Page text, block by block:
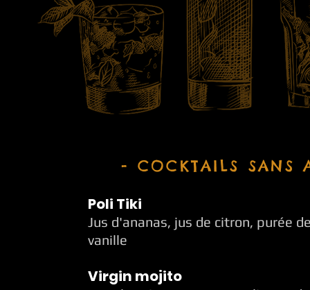
- COCKTAILS SANS
Poli Tiki
Jus d'ananas, jus de citron, purée
vanille
Virgin mojito